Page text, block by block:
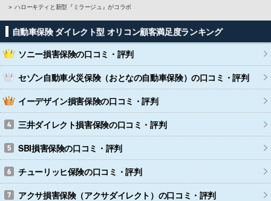
ハローキティと新型『ミラージュ』がコラボ
自動車保険 ダイレクト型 オリコン顧客満足度ランキング
ソニー損害保険の口コミ・評判
セゾン自動車火災保険（おとなの自動車保険）の口コミ・評判
イーデザイン損害保険の口コミ・評判
三井ダイレクト損害保険の口コミ・評判
SBI損害保険の口コミ・評判
チューリッヒ保険の口コミ・評判
アクサ損害保険（アクサダイレクト） の口コミ・評判